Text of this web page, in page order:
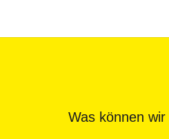
Was können